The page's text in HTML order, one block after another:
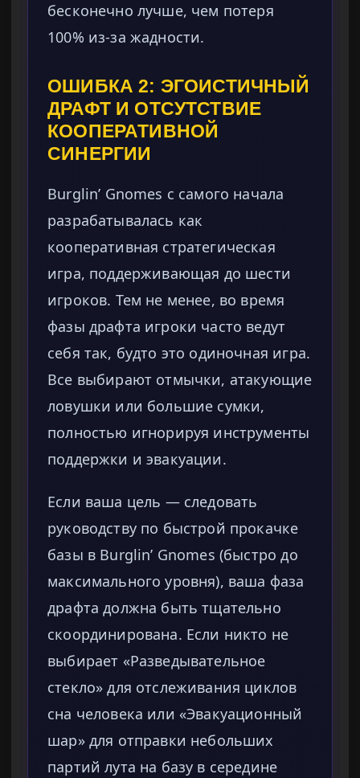
бесконечно лучше, чем потеря
100% из-за жадности.
ОШИБКА 2: ЭГОИСТИЧНЫЙ
ДРАФТ И ОТСУТСТВИЕ
КООПЕРАТИВНОЙ
СИНЕРГИИ
Burglin’ Gnomes с самого начала
разрабатывалась как
кооперативная стратегическая
игра, поддерживающая до шести
игроков. Тем не менее, во время
фазы драфта игроки часто ведут
себя так, будто это одиночная игра.
Все выбирают отмычки, атакующие
ловушки или большие сумки,
полностью игнорируя инструменты
поддержки и эвакуации.
Если ваша цель — следовать
руководству по быстрой прокачке
базы в Burglin’ Gnomes (быстро до
максимального уровня), ваша фаза
драфта должна быть тщательно
скоординирована. Если никто не
выбирает «Разведывательное
стекло» для отслеживания циклов
сна человека или «Эвакуационный
шар» для отправки небольших
партий лута на базу в середине